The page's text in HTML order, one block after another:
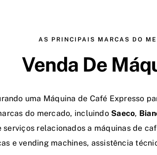
AS PRINCIPAIS MARCAS DO
Venda De
uma Máquina de Café Expresso
do mercado, incluindo Saeco,
serviços relacionados a máquinas de
e vending machines, assistência